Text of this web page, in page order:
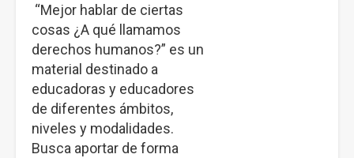
“Mejor hablar de ciertas
cosas ¿A qué llamamos
derechos humanos?” es un
material destinado a
educadoras y educadores
de diferentes ámbitos,
niveles y modalidades.
Busca aportar de forma